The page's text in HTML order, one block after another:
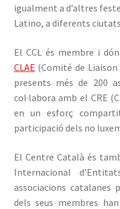
igualment a d’altres
Latino, a diferents
El CCL és membre i
CLAE (Comité de
presents més de 200
col·labora amb el CRE
en un esforç
participació dels no
El Centre Català és
Internacional
associacions
dels seus membres